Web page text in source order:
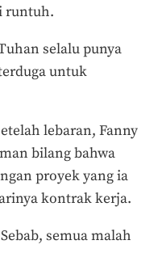
runtuh.
selalu punya
untuk
lebaran, Fanny
bilang bahwa
proyek yang ia
kontrak kerja.
semua malah